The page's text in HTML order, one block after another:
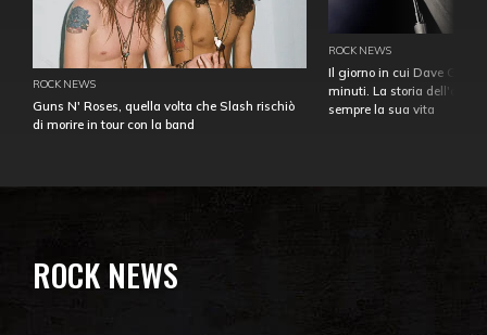
ROCK NEWS
Guns N' Roses, quella volta che Slash rischiò
di morire in tour con la band
ROCK NEWS
Il giorno in cui Dave
minuti. La storia
sempre la sua vita
ROCK NEWS